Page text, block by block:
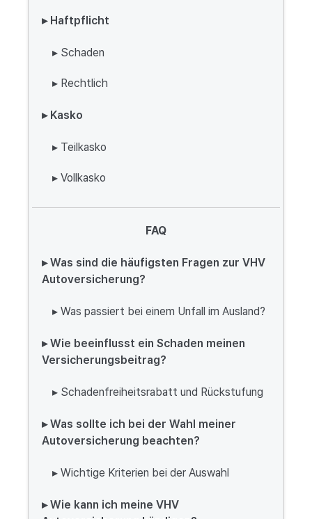
▸ Haftpflicht
▸ Schaden
▸ Rechtlich
▸ Kasko
▸ Teilkasko
▸ Vollkasko
FAQ
▸ Was sind die häufigsten Fragen zur VHV
Autoversicherung?
▸ Was passiert bei einem Unfall im Ausland?
▸ Wie beeinflusst ein Schaden meinen
Versicherungsbeitrag?
▸ Schadenfreiheitsrabatt und Rückstufung
▸ Was sollte ich bei der Wahl meiner
Autoversicherung beachten?
▸ Wichtige Kriterien bei der Auswahl
▸ Wie kann ich meine VHV